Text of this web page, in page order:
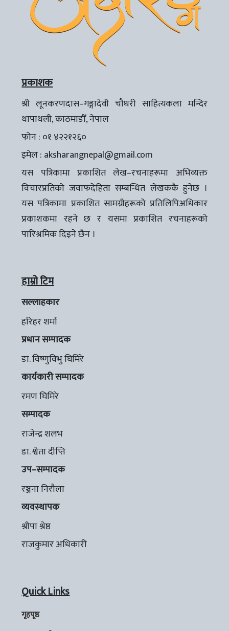
प्रकाशक
श्री लूनकरणदास–गङ्गादेवी चौधरी साहित्यकला मन्दिर
थापाथली, काठमाडौँ, नेपाल
फोन : ०१ ४२२१२६०
इमेल : aksharangnepal@gmail.com
यस पत्रिकामा प्रकाशित लेख–रचनाहरूमा अभिव्यक्त
विचारप्रतिको जवाफदेहिता सम्बन्धित लेखककै हुनेछ ।
यस पत्रिकामा प्रकाशित सामग्रीहरूको प्रतिलिपिअधिकार
प्रकाशकमा रहने छ र यसमा प्रकाशित रचनाहरूको
पारिश्रमिक दिइने छैन ।
हाम्रो टिम
सल्लाहकार
हरिहर शर्मा
प्रधान सम्पादक
डा. विष्णुविभु घिमिरे
कार्यकारी सम्पादक
रमण घिमिरे
सम्पादक
राजेन्द्र शलभ
डा. श्वेता दीप्ति
उप–सम्पादक
रञ्जना निरौला
व्यवस्थापक
श्रीपा श्रेष्ठ
राजकुमार अधिकारी
Quick Links
गृहपृष्ठ